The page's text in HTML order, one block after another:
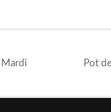
Mardi
Pot